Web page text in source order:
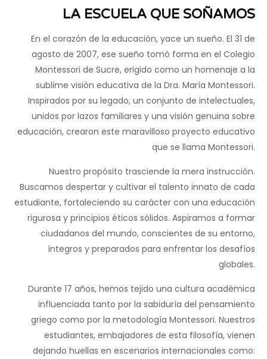
LA ESCUELA QUE SOÑAMOS
En el corazón de la educación, yace un sueño. El 31 de
agosto de 2007, ese sueño tomó forma en el Colegio
Montessori de Sucre, erigido como un homenaje a la
sublime visión educativa de la Dra. María Montessori.
Inspirados por su legado, un conjunto de intelectuales,
unidos por lazos familiares y una visión genuina sobre
educación, crearon este maravilloso proyecto educativo
que se llama Montessori.
Nuestro propósito trasciende la mera instrucción.
Buscamos despertar y cultivar el talento innato de cada
estudiante, fortaleciendo su carácter con una educación
rigurosa y principios éticos sólidos. Aspiramos a formar
ciudadanos del mundo, conscientes de su entorno,
íntegros y preparados para enfrentar los desafíos
globales.
Durante 17 años, hemos tejido una cultura académica
influenciada tanto por la sabiduría del pensamiento
griego como por la metodología Montessori. Nuestros
estudiantes, embajadores de esta filosofía, vienen
dejando huellas en escenarios internacionales como: